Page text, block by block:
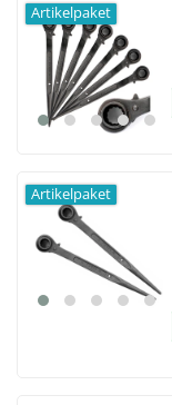
Artikelpaket
Artikelpaket